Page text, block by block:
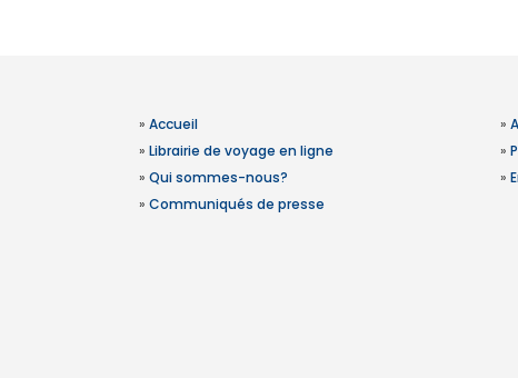
» Accueil
» Librairie de voyage en ligne
» Qui sommes-nous?
» Communiqués de presse
»
»
»